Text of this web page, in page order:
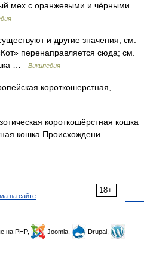
мех с оранжевыми и чёрными
и другие значения, см.
перенаправляется сюда; см.
…
Википедия
короткошерстная,
короткошёрстная кошка
кошка Происхождени …
18+
на сайте
на PHP, Joomla,
Drupal,